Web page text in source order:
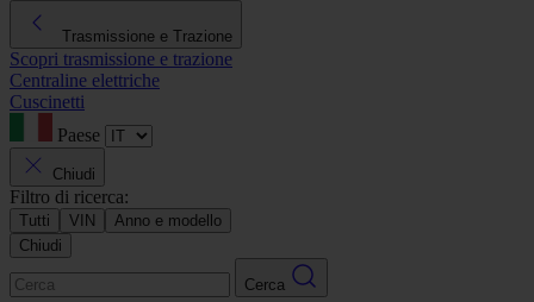
Trasmissione e Trazione
Scopri trasmissione e trazione
Centraline elettriche
Cuscinetti
Paese
Chiudi
Filtro di ricerca:
Tutti VIN
Anno e modello
Chiudi
Cerca